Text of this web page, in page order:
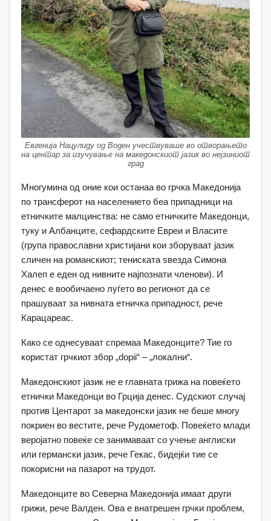
Eвгенија Нацулиду од Воден учествуваше во отворањето
на центар за изучување на македонскиот јазик во нејзиниот
град
Многумина од оние кои останаа во грчка Македонија
по трансферот на населението беа припадници на
етничките малцинства: не само етничките Македонци,
туку и Албанците, сефардските Евреи и Власите
(група православни христијани кои зборуваат јазик
сличен на романскиот; тениската ѕвезда Симона
Халеп е еден од нивните најпознати членови). И
денес е вообичаено луѓето во регионот да се
прашуваат за нивната етничка припадност, рече
Карацареас.
Како се однесуваат спремаа Македонците? Тие го
користат грчкиот збор „dopii“ – „локални“.
Македонскиот јазик не е главната грижа на повеќето
етнички Македонци во Грција денес. Судскиот случај
против Центарот за македонски јазик не беше многу
покриен во вестите, рече Рудометоф. Повеќето млади
веројатно повеќе се занимаваат со учење англиски
или германски јазик, рече Гекас, бидејќи тие се
покорисни на пазарот на трудот.
Македонците во Северна Македонија имаат други
грижи, рече Валден. Ова е внатрешен грчки проблем,